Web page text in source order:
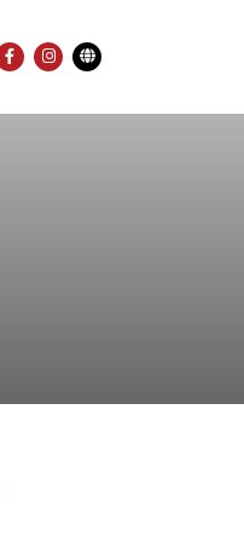
FACEBOOK
INSTAGRAM
Übersetzung